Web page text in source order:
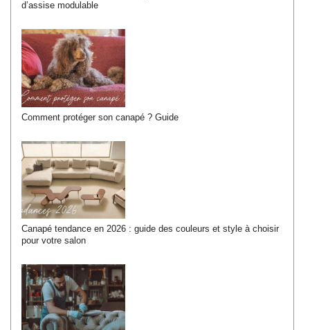
d’assise modulable
Comment protéger son canapé ? Guide
Canapé tendance en 2026 : guide des couleurs et style à choisir
pour votre salon